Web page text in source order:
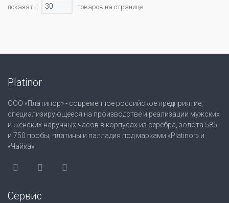
показать:
30 товаров на странице
Platinor
ООО «Платинор» - современное российское предприятие,
специализирующееся на производстве и реализации мужских
и женских наручных часов в корпусах из серебра, золота 585
и 750 пробы, платины и палладия под марками «Platinor» и
«Чайка»
Сервис